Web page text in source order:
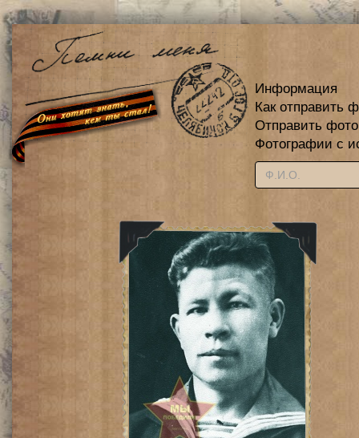
Информация
Как отправить
Отправить
Фотографии с